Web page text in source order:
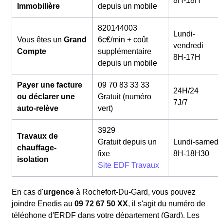
Immobilière depuis un mobile
Vous êtes un Grand
Compte
820144003
6c€/min + coût
supplémentaire
depuis un mobile
Lundi-
vendredi
8H-17H
Payer une facture
ou déclarer une
auto-relève
09 70 83 33 33
Gratuit (numéro
vert)
24H/24
7J/7
Travaux de
chauffage-
isolation
3929
Gratuit depuis un
fixe
Site EDF Travaux
Lundi-
8H-18H30
En cas d'urgence à Rochefort-Du-Gard, vous pouvez
joindre Enedis au 09 72 67 50 XX, il s'agit du numéro de
téléphone d'ERDF dans votre département (Gard). Les